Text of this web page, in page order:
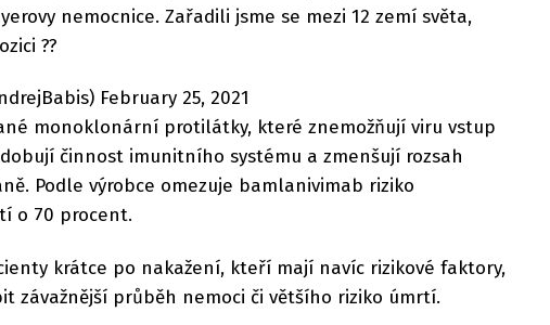
nemocnice. Zařadili jsme se mezi 12 zemí světa,
??
February 25, 2021
monoklonární protilátky, které znemožňují viru vstup
činnost imunitního systému a zmenšují rozsah
Podle výrobce omezuje bamlanivimab riziko
o 70 procent.
krátce po nakažení, kteří mají navíc rizikové faktory,
závažnější průběh nemoci či většího riziko úmrtí.